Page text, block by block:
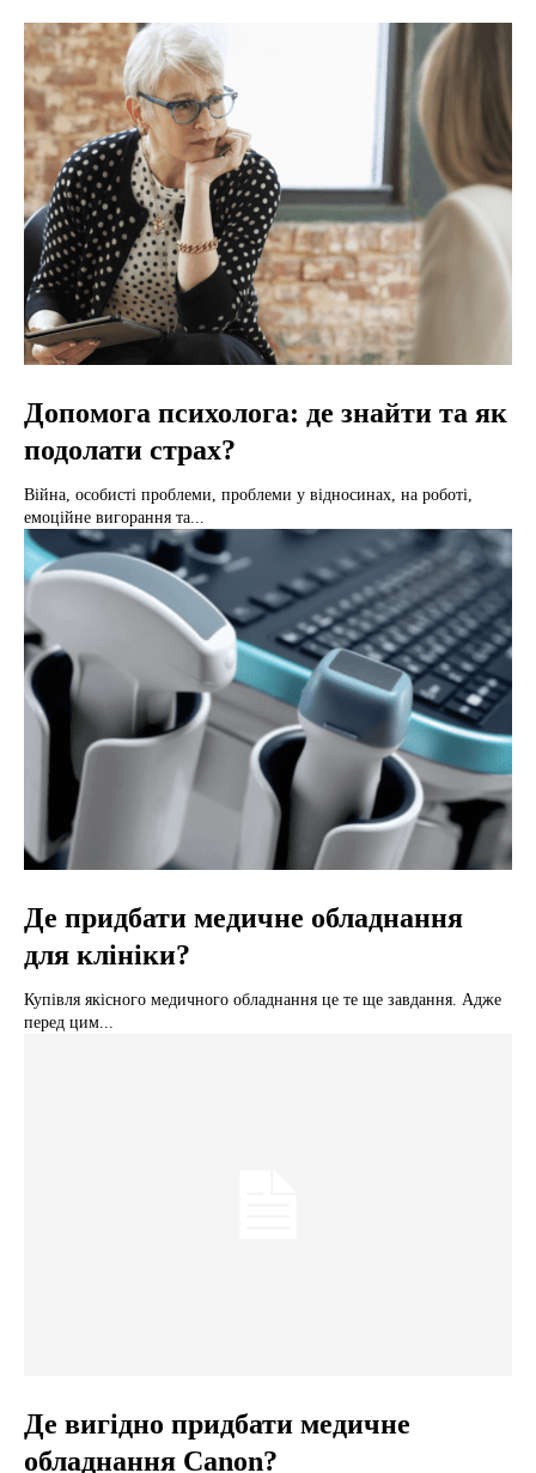
Допомога психолога: де знайти та як
подолати страх?
Війна, особисті проблеми, проблеми у відносинах, на роботі,
емоційне вигорання та...
Де придбати медичне обладнання
для клініки?
Купівля якісного медичного обладнання це те ще завдання. Адже
перед цим...
Де вигідно придбати медичне
обладнання Canon?